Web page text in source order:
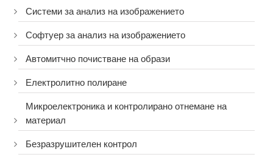
Системи за анализ на изображението
Софтуер за анализ на изображението
Автомитчно почистване на образи
Електролитно полиране
Микроелектроника и контролирано отнемане на
материал
Безразрушителен контрол